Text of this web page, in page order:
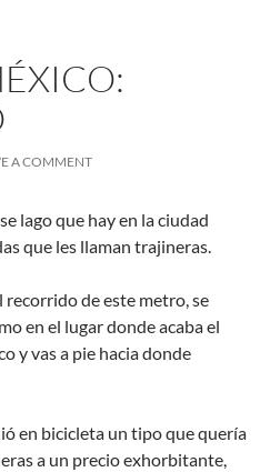
A COMMENT
lago que hay en la ciudad
que les llaman trajineras.
recorrido de este metro, se
en el lugar donde acaba el
y vas a pie hacia donde
en bicicleta un tipo que quería
a un precio exhorbitante,